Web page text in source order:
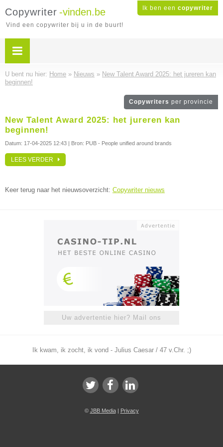
Ik ben een copywriter
Copywriter -vinden.be
Vind een copywriter bij u in de buurt!
U bent nu hier: Home » Nieuws » New Talent Award 2025: het jureren kan
beginnen!
Copywriters per provincie
New Talent Award 2025: het jureren kan
beginnen!
Datum: 17-04-2025 12:43 | Bron: PUB - People unified around brands
LEES VERDER
Keer terug naar het nieuwsoverzicht: Copywriter nieuws
Uw advertentie hier? Mail ons
Ik kwam, ik zocht, ik vond - Julius Caesar / 47 v.Chr. ;)
© JBB Media| Privacy